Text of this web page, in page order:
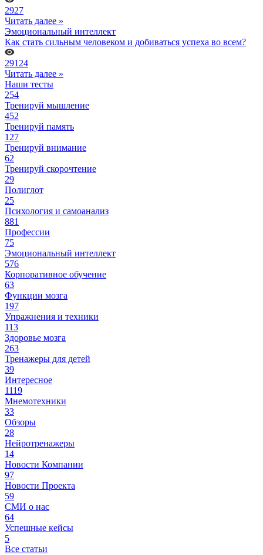
2927
Читать далее »
Эмоциональный интеллект
Как стать сильным человеком и добиваться успеха во всем?
29124
Читать далее »
Наши тесты
254
Тренируй мышление
452
Тренируй память
127
Тренируй внимание
62
Тренируй скорочтение
29
Полиглот
25
Психология и самоанализ
881
Профессии
75
Эмоциональный интеллект
576
Корпоративное обучение
63
Функции мозга
197
Упражнения и техники
113
Здоровье мозга
263
Тренажеры для детей
39
Интересное
1119
Мнемотехники
33
Обзоры
28
Нейротренажеры
14
Новости Компании
97
Новости Проекта
59
СМИ о нас
64
Успешные кейсы
5
Все статьи